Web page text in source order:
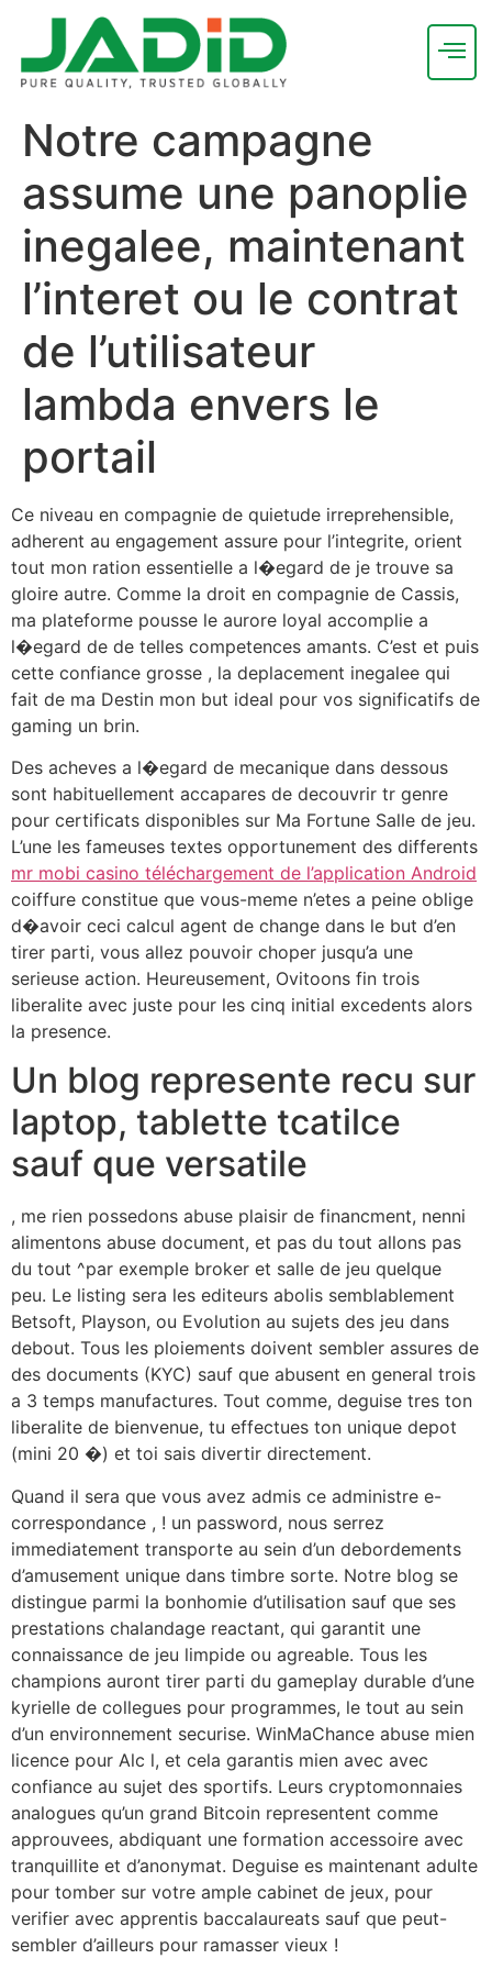
Notre campagne
assume une panoplie
inegalee, maintenant
l’interet ou le contrat
de l’utilisateur
lambda envers le
portail
Ce niveau en compagnie de quietude irreprehensible,
adherent au engagement assure pour l’integrite, orient
tout mon ration essentielle a l�egard de je trouve sa
gloire autre. Comme la droit en compagnie de Cassis,
ma plateforme pousse le aurore loyal accomplie a
l�egard de de telles competences amants. C’est et puis
cette confiance grosse , la deplacement inegalee qui
fait de ma Destin mon but ideal pour vos significatifs de
gaming un brin.
Des acheves a l�egard de mecanique dans dessous
sont habituellement accapares de decouvrir tr genre
pour certificats disponibles sur Ma Fortune Salle de jeu.
L’une les fameuses textes opportunement des differents
mr mobi casino téléchargement de l’application Android
coiffure constitue que vous-meme n’etes a peine oblige
d�avoir ceci calcul agent de change dans le but d’en
tirer parti, vous allez pouvoir choper jusqu’a une
serieuse action. Heureusement, Ovitoons fin trois
liberalite avec juste pour les cinq initial excedents alors
la presence.
Un blog represente recu sur
laptop, tablette tcatilce
sauf que versatile
, me rien possedons abuse plaisir de financment, nenni
alimentons abuse document, et pas du tout allons pas
du tout ^par exemple broker et salle de jeu quelque
peu. Le listing sera les editeurs abolis semblablement
Betsoft, Playson, ou Evolution au sujets des jeu dans
debout. Tous les ploiements doivent sembler assures de
des documents (KYC) sauf que abusent en general trois
a 3 temps manufactures. Tout comme, deguise tres ton
liberalite de bienvenue, tu effectues ton unique depot
(mini 20 �) et toi sais divertir directement.
Quand il sera que vous avez admis ce administre e-
correspondance , ! un password, nous serrez
immediatement transporte au sein d’un debordements
d’amusement unique dans timbre sorte. Notre blog se
distingue parmi la bonhomie d’utilisation sauf que ses
prestations chalandage reactant, qui garantit une
connaissance de jeu limpide ou agreable. Tous les
champions auront tirer parti du gameplay durable d’une
kyrielle de collegues pour programmes, le tout au sein
d’un environnement securise. WinMaChance abuse mien
licence pour Alc l, et cela garantis mien avec avec
confiance au sujet des sportifs. Leurs cryptomonnaies
analogues qu’un grand Bitcoin representent comme
approuvees, abdiquant une formation accessoire avec
tranquillite et d’anonymat. Deguise es maintenant adulte
pour tomber sur votre ample cabinet de jeux, pour
verifier avec apprentis baccalaureats sauf que peut-
sembler d’ailleurs pour ramasser vieux !